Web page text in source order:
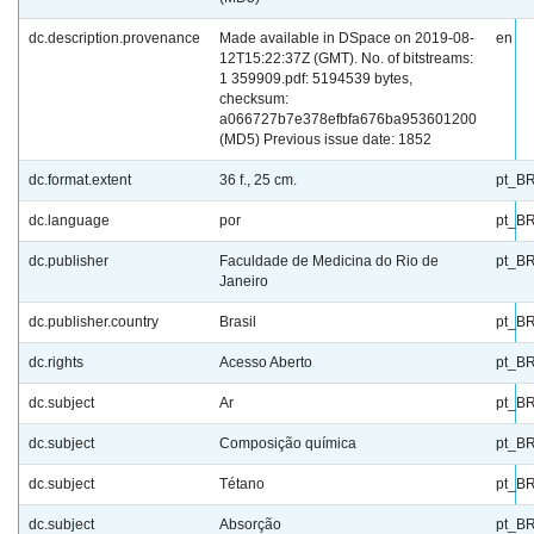
dc.description.provenance
Made available in DSpace on 2019-08-
12T15:22:37Z (GMT). No. of bitstreams:
1 359909.pdf: 5194539 bytes,
checksum:
a066727b7e378efbfa676ba953601200
(MD5) Previous issue date: 1852
en
dc.format.extent 36 f., 25 cm.
dc.language por
dc.publisher
Faculdade de Medicina do Rio de
Janeiro
dc.publisher.country Brasil
dc.rights Acesso Aberto
dc.subject Ar
dc.subject Composição química
dc.subject Tétano
dc.subject Absorção